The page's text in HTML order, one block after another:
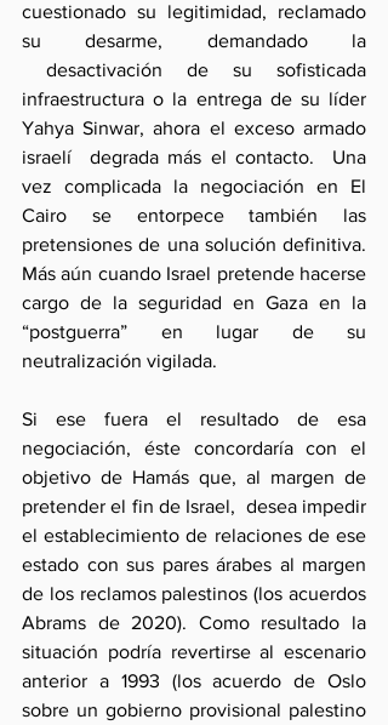
cuestionado su legitimidad, reclamado
su desarme, demandado la
desactivación de su sofisticada
infraestructura o la entrega de su líder
Yahya Sinwar, ahora el exceso armado
israelí  degrada más el contacto.  Una
vez complicada la negociación en El
Cairo se entorpece también las
pretensiones de una solución definitiva.
Más aún cuando Israel pretende hacerse
cargo de la seguridad en Gaza en la
“postguerra” en lugar de su
neutralización vigilada.
Si ese fuera el resultado de esa
negociación, éste concordaría con el
objetivo de Hamás que, al margen de
pretender el fin de Israel,  desea impedir
el establecimiento de relaciones de ese
estado con sus pares árabes al margen
de los reclamos palestinos (los acuerdos
Abrams de 2020). Como resultado la
situación podría revertirse al escenario
anterior a 1993 (los acuerdo de Oslo
sobre un gobierno provisional palestino